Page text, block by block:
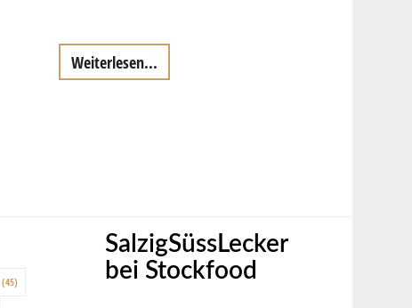
Weiterlesen...
(45)
SalzigSüssLecker
bei Stockfood